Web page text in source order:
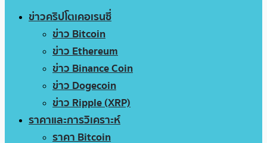
ข่าวคริปโตเคอเรนซี่
ข่าว Bitcoin
ข่าว Ethereum
ข่าว Binance Coin
ข่าว Dogecoin
ข่าว Ripple (XRP)
ราคาและการวิเคราะห์
ราคา Bitcoin